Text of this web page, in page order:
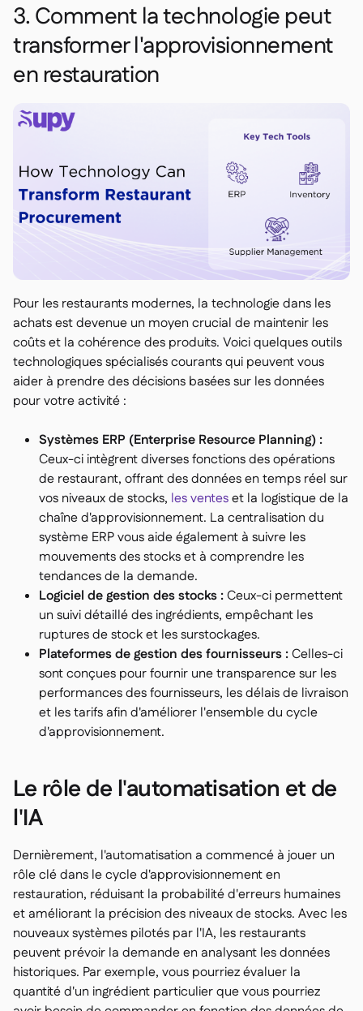
3. Comment la technologie peut
transformer l'approvisionnement
en restauration
Pour les restaurants modernes, la technologie dans les
achats est devenue un moyen crucial de maintenir les
coûts et la cohérence des produits. Voici quelques outils
technologiques spécialisés courants qui peuvent vous
aider à prendre des décisions basées sur les données
pour votre activité :
Systèmes ERP (Enterprise Resource Planning) :
Ceux-ci intègrent diverses fonctions des opérations
de restaurant, offrant des données en temps réel sur
vos niveaux de stocks, les venteset la logistique de la
chaîne d'approvisionnement. La centralisation du
système ERP vous aide également à suivre les
mouvements des stocks et à comprendre les
tendances de la demande.
Logiciel de gestion des stocks :Ceux-ci permettent
un suivi détaillé des ingrédients, empêchant les
ruptures de stock et les surstockages.
Plateformes de gestion des fournisseurs :Celles-ci
sont conçues pour fournir une transparence sur les
performances des fournisseurs, les délais de livraison
et les tarifs afin d'améliorer l'ensemble du cycle
d'approvisionnement.
Le rôle de l'automatisation et de
l'IA
Dernièrement, l'automatisation a commencé à jouer un
rôle clé dans le cycle d'approvisionnement en
restauration, réduisant la probabilité d'erreurs humaines
et améliorant la précision des niveaux de stocks. Avec les
nouveaux systèmes pilotés par l'IA, les restaurants
peuvent prévoir la demande en analysant les données
historiques. Par exemple, vous pourriez évaluer la
quantité d'un ingrédient particulier que vous pourriez